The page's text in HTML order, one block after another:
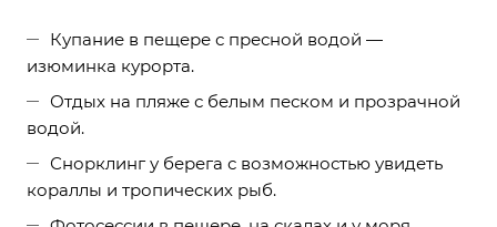
Купание в пещере с пресной водой —
изюминка курорта.
Отдых на пляже с белым песком и прозрачной
водой.
Снорклинг у берега с возможностью увидеть
кораллы и тропических рыб.